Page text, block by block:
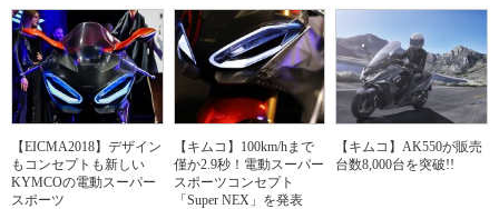
【EICMA2018】デザイン
もコンセプトも新しい
KYMCOの電動スーパー
スポーツ
【キムコ】100km/hまで
僅か2.9秒！電動スーパー
スポーツコンセプト
「Super NEX」を発表
【キムコ】AK550が販売
台数8,000台を突破!!